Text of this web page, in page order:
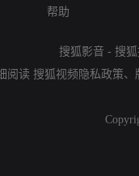
帮助
搜狐影音 - 搜
阅读 搜狐视频隐私政策、